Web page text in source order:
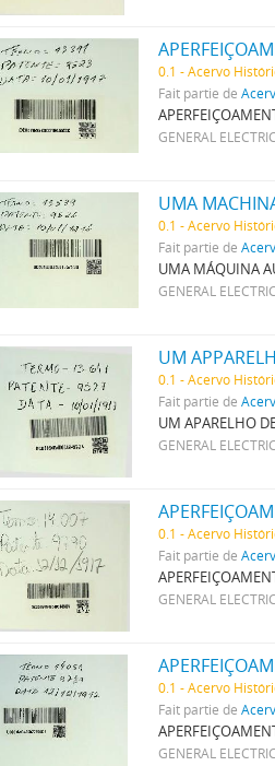
0.1 - Acervo
Fait partie de
GENERAL
UMA
0.1 - Acervo
Fait partie de
UMA MÁQUINA
GENERAL
UM
0.1 - Acervo
Fait partie de
UM APARELHO
GENERAL
0.1 - Acervo
Fait partie de
GENERAL
0.1 - Acervo
Fait partie de
GENERAL